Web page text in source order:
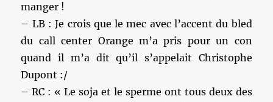
manger !
– LB : Je crois que le mec avec l’accent du bled
du call center Orange m’a pris pour un con
quand il m’a dit qu’il s’appelait Christophe
Dupont :/
– RC : « Le soja et le sperme ont tous deux des